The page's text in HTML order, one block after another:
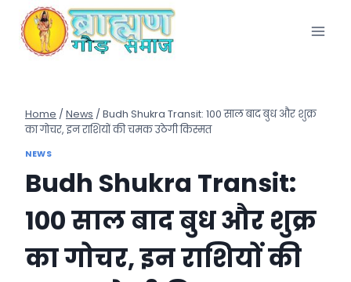
content
Home / News / Budh Shukra Transit: 100 साल बाद बुध और शुक्र
का गोचर, इन राशियों की चमक उठेगी किस्मत
NEWS
Budh Shukra Transit:
100 साल बाद बुध और शुक्र
का गोचर, इन राशियों की